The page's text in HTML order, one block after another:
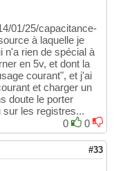
01/25/capacitance-
à laquelle je
n'a rien de spécial à
en 5v, et dont la
courant", et j'ai
et charger un
doute le porter
sur les registres...
0
0
#33